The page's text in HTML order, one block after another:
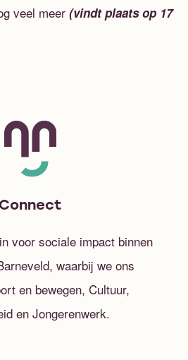
veel meer (vindt plaats op 17
Connect
voor sociale impact binnen
waarbij we ons
en bewegen, Cultuur,
en Jongerenwerk.